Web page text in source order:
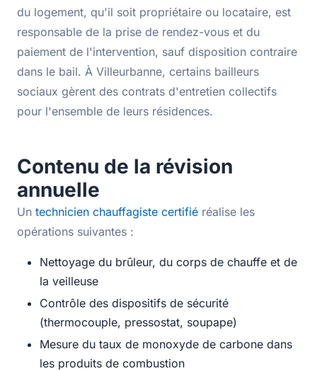
du logement, qu'il soit propriétaire ou locataire, est
responsable de la prise de rendez-vous et du
paiement de l'intervention, sauf disposition contraire
dans le bail. À Villeurbanne, certains bailleurs
sociaux gèrent des contrats d'entretien collectifs
pour l'ensemble de leurs résidences.
Contenu de la révision
annuelle
Un technicien chauffagiste certifié réalise les
opérations suivantes :
Nettoyage du brûleur, du corps de chauffe et de
la veilleuse
Contrôle des dispositifs de sécurité
(thermocouple, pressostat, soupape)
Mesure du taux de monoxyde de carbone dans
les produits de combustion